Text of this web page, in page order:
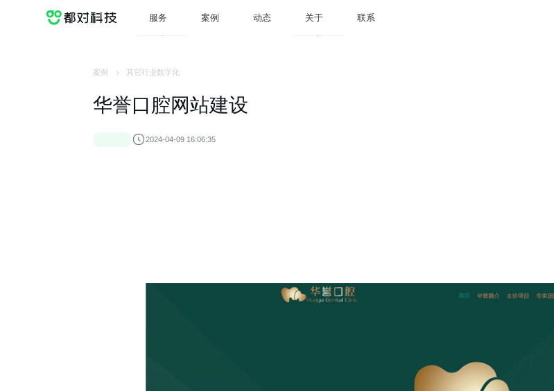
服务
案例
动态
关于
联系
案例 其它行业数字化
华誉口腔网站建设
2024-04-09 16:06:35